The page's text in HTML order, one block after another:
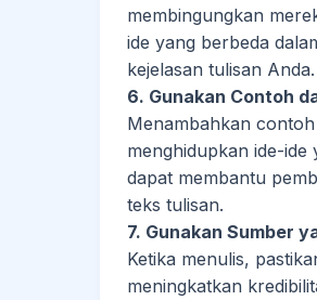
membingungkan
ide yang berbeda
kejelasan tulisan Anda.
6. Gunakan Contoh
Menambahkan
menghidupkan ide-
dapat membantu
teks tulisan.
7. Gunakan Sumber
Ketika menulis,
meningkatkan